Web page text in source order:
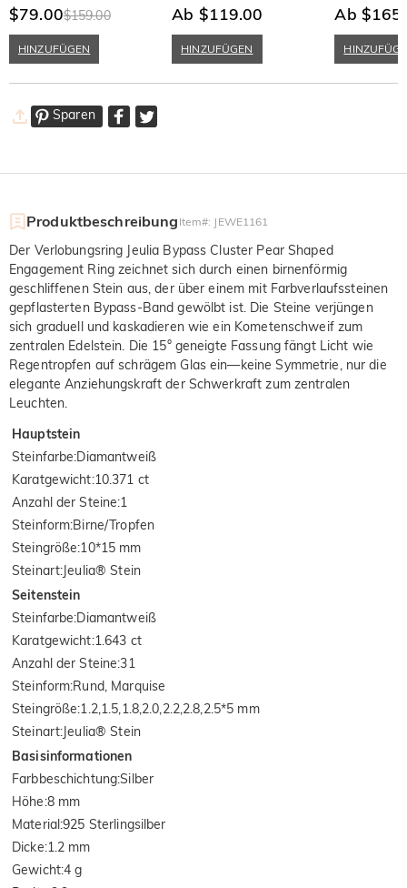
Tropfenohrringe
$79.00$159.00
HINZUFÜGEN
Ab $119.00
HINZUFÜGEN
Armband
Ab
Sparen
Produktbeschreibung Item#: JEWE1161
Der Verlobungsring Jeulia Bypass Cluster Pear Shaped
Engagement Ring zeichnet sich durch einen birnenförmig
geschliffenen Stein aus, der über einem mit Farbverlaufssteinen
gepflasterten Bypass-Band gewölbt ist. Die Steine verjüngen
sich graduell und kaskadieren wie ein Kometenschweif zum
zentralen Edelstein. Die 15° geneigte Fassung fängt Licht wie
Regentropfen auf schrägem Glas ein—keine Symmetrie, nur die
elegante Anziehungskraft der Schwerkraft zum zentralen
Leuchten.
Hauptstein
Steinfarbe:Diamantweiß
Karatgewicht:10.371 ct
Anzahl der Steine:1
Steinform:Birne/Tropfen
Steingröße:10*15 mm
Steinart:Jeulia® Stein
Seitenstein
Steinfarbe:Diamantweiß
Karatgewicht:1.643 ct
Anzahl der Steine:31
Steinform:Rund, Marquise
Steingröße:1.2,1.5,1.8,2.0,2.2,2.8,2.5*5 mm
Steinart:Jeulia® Stein
Basisinformationen
Farbbeschichtung:Silber
Höhe:8 mm
Material:925 Sterlingsilber
Dicke:1.2 mm
Gewicht:4 g